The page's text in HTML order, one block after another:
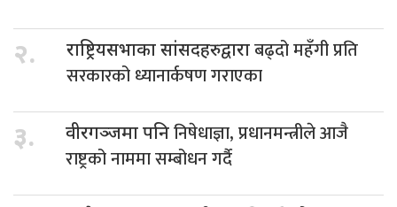
२. राष्ट्रियसभाका सांसदहरुद्वाराबढ्दो महँगी प्रति
सरकारको ध्यानार्कषण गराएका
३. वीरगञ्जमा पनिनिषेधाज्ञा, प्रधानमन्त्रीले आजै
राष्ट्रको नाममा सम्बोधन गर्दै